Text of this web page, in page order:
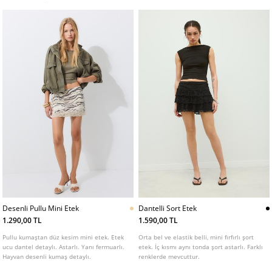
Desenli Pullu Mini Etek
1.290,00 TL
Pullu kumaştan düz kesim mini etek. Etek
ucu dantel detaylı. Astarlı. Yanı fermuarlı.
Hayvan desenli kumaş detaylı.
Dantelli Sort Etek
1.590,00 TL
Orta bel ve elastik belli, mini fırfırlı şort
etek. İç kısmı aynı tonda şort astarlı. Farklı
renklerde mevcuttur.